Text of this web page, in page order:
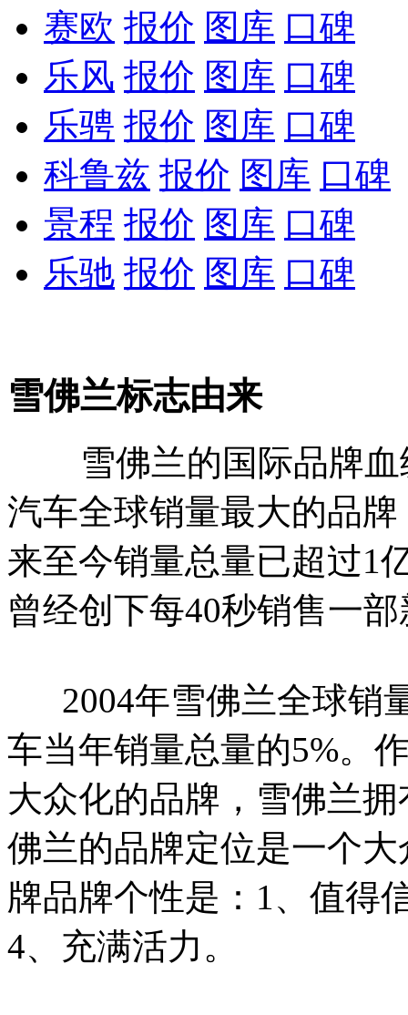
赛欧 报价 图库 口碑
乐风 报价 图库 口碑
乐骋 报价 图库 口碑
科鲁兹 报价 图库 口碑
景程 报价 图库 口碑
乐驰 报价 图库 口碑
雪佛兰标志由来
雪佛兰的国际品牌血
汽车全球销量最大的品
来至今销量总量已超过1
曾经创下每40秒销售一
2004年雪佛兰全球销
车当年销量总量的5%。
大众化的品牌，雪佛兰
佛兰的品牌定位是一个
牌品牌个性是：1、值得
4、充满活力。